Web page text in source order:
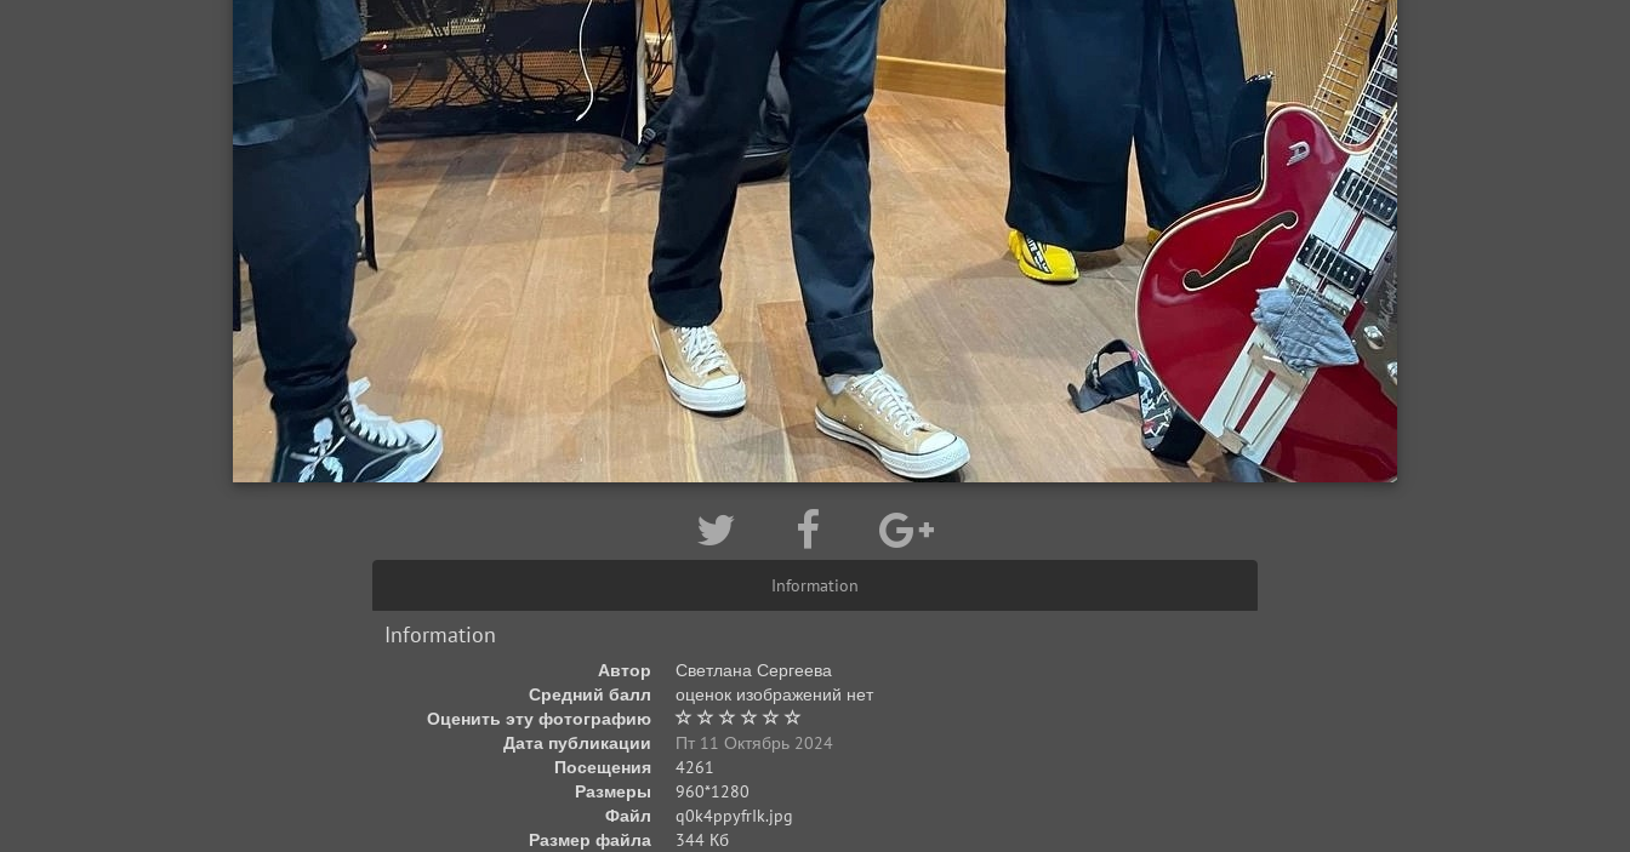
Information
Information
Автор
Светлана Сергеева
Средний балл
оценок изображений нет
Оценить эту фотографию
Дата публикации
Пт 11 Октябрь 2024
Посещения
4261
Размеры
960*1280
Файл
q0k4ppyfrIk.jpg
Размер файла
344 Кб